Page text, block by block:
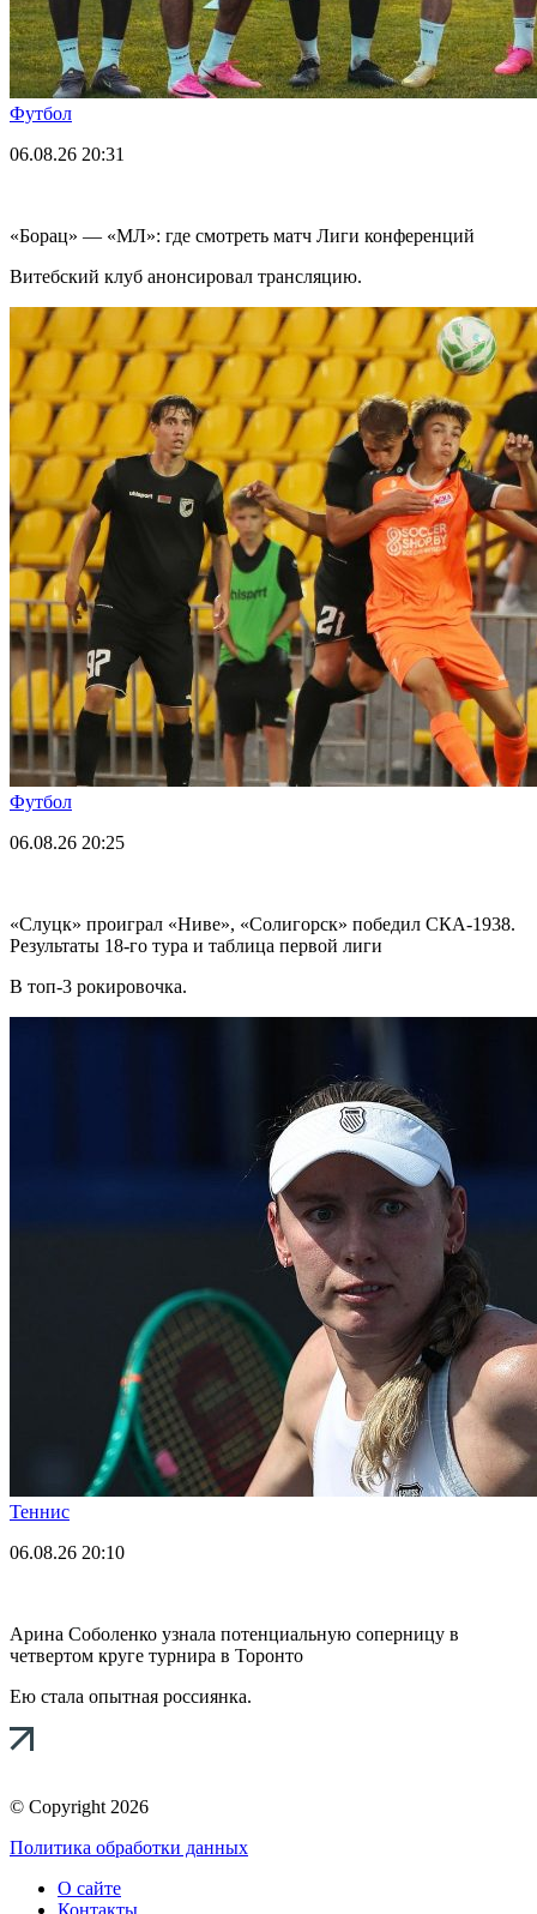
Футбол
06.08.26 20:31
«Борац» — «МЛ»: где смотреть матч Лиги конференций
Витебский клуб анонсировал трансляцию.
Футбол
06.08.26 20:25
«Слуцк» проиграл «Ниве», «Солигорск» победил СКА-1938.
Результаты 18-го тура и таблица первой лиги
В топ-3 рокировочка.
Теннис
06.08.26 20:10
Арина Соболенко узнала потенциальную соперницу в
четвертом круге турнира в Торонто
Ею стала опытная россиянка.
© Copyright 2026
Политика обработки данных
О сайте
Контакты